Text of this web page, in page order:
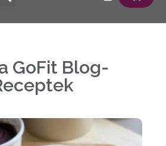
GoFit Blog-